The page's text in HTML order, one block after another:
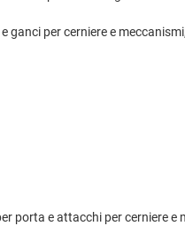
per cerniere e
porta e attacchi per cerniere